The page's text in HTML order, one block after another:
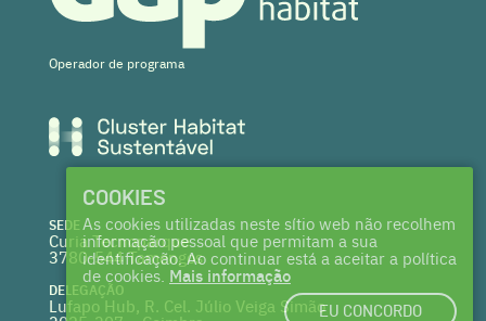
Operador de programa
SEDE
Curia Tecnoparque
3780-544 Tamengos
DELEGAÇÃO
Lufapo Hub, R. Cel. Júlio Veiga Simão
COOKIES
As cookies utilizadas neste sítio web não recolhem
informação pessoal que permitam a sua
identificação. Ao continuar está a aceitar a política
de cookies. Mais informação
EU CONCORDO